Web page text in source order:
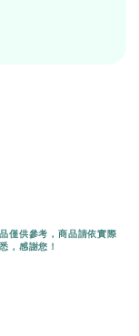
僅供參考，商品請依實際
，感謝您！